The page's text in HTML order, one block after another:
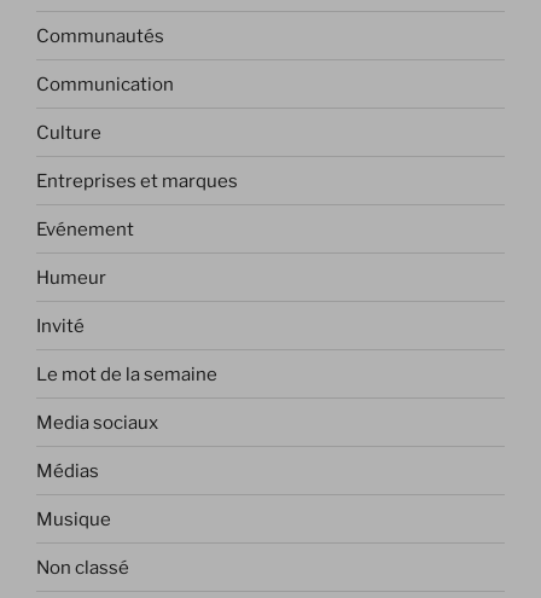
Communautés
Communication
Culture
Entreprises et marques
Evénement
Humeur
Invité
Le mot de la semaine
Media sociaux
Médias
Musique
Non classé